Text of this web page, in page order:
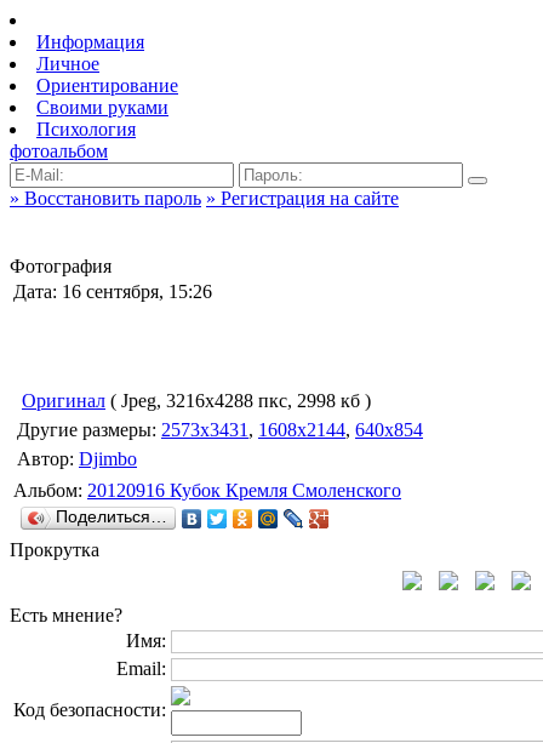
Информация
Личное
Ориентирование
Своими руками
Психология
фотоальбом
» Восстановить пароль » Регистрация на сайте
Фотография
Дата: 16 сентября, 15:26
Оригинал ( Jpeg, 3216x4288 пкс, 2998 кб )
Другие размеры: 2573x3431 , 1608x2144, 640x854
Автор: Djimbo
Альбом: 20120916 Кубок Кремля Смоленского
Поделиться…
Прокрутка
Есть мнение?
Имя:
Email:
Код безопасности: